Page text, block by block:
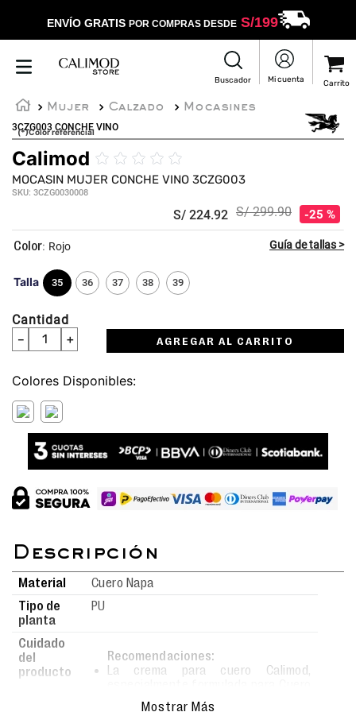
ENVÍO GRATIS POR COMPRAS DESDES/199
Mujer Calzado
Mocasines
3CZG003 CONCHE VINO
(*)Color referencial
Calimod ☆ ☆ ☆ ☆ ☆
MOCASIN MUJER CONCHE VINO 3CZG003
SKU: 3CZG0030008
S/ 224.92 S/ 299.90 25 %
Talla 35 36 37 38 39
: Rojo
Cantidad
＋
－ AGREGAR AL CARRITO
Colores
Material
Cuero Napa
Tipo de
planta
PU
Cuidado
del
producto
Recomendaciones:
La crema para cuero Calimod,
Liso, Cuero Guante, Cuero Badana,
Mostrar Más